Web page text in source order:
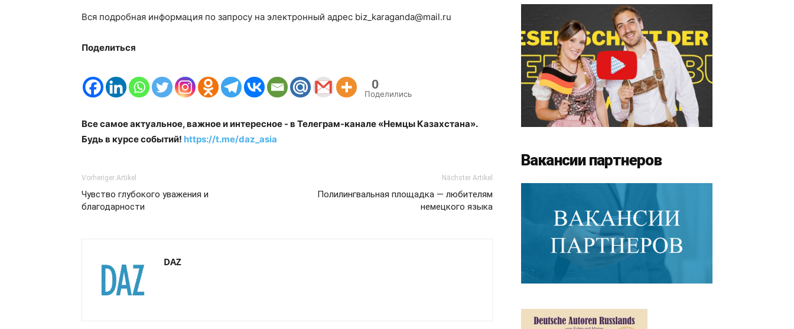
Вся подробная информация по запросу на электронный адрес biz_karaganda@mail.ru
Поделиться
0
Поделились
Все самое актуальное, важное и интересное - в Телеграм-канале «Немцы Казахстана».
Будь в курсе событий! https://t.me/daz_asia
Vorheriger Artikel
Чувство глубокого уважения и
благодарности
Nächster Artikel
Полилингвальная площадка — любителям
немецкого языка
DAZ
Вакансии партнеров